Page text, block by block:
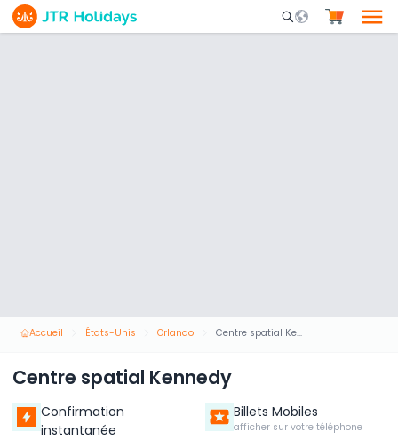
Mobile Search
Accueil États-Unis Orlando Centre spatial Kennedy
Centre spatial Kennedy
Confirmation
instantanée
Billets Mobiles
afficher sur votre téléphone